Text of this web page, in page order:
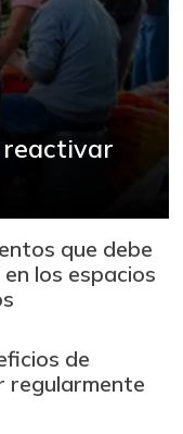
reactivar
que debe
los espacios
de
regularmente